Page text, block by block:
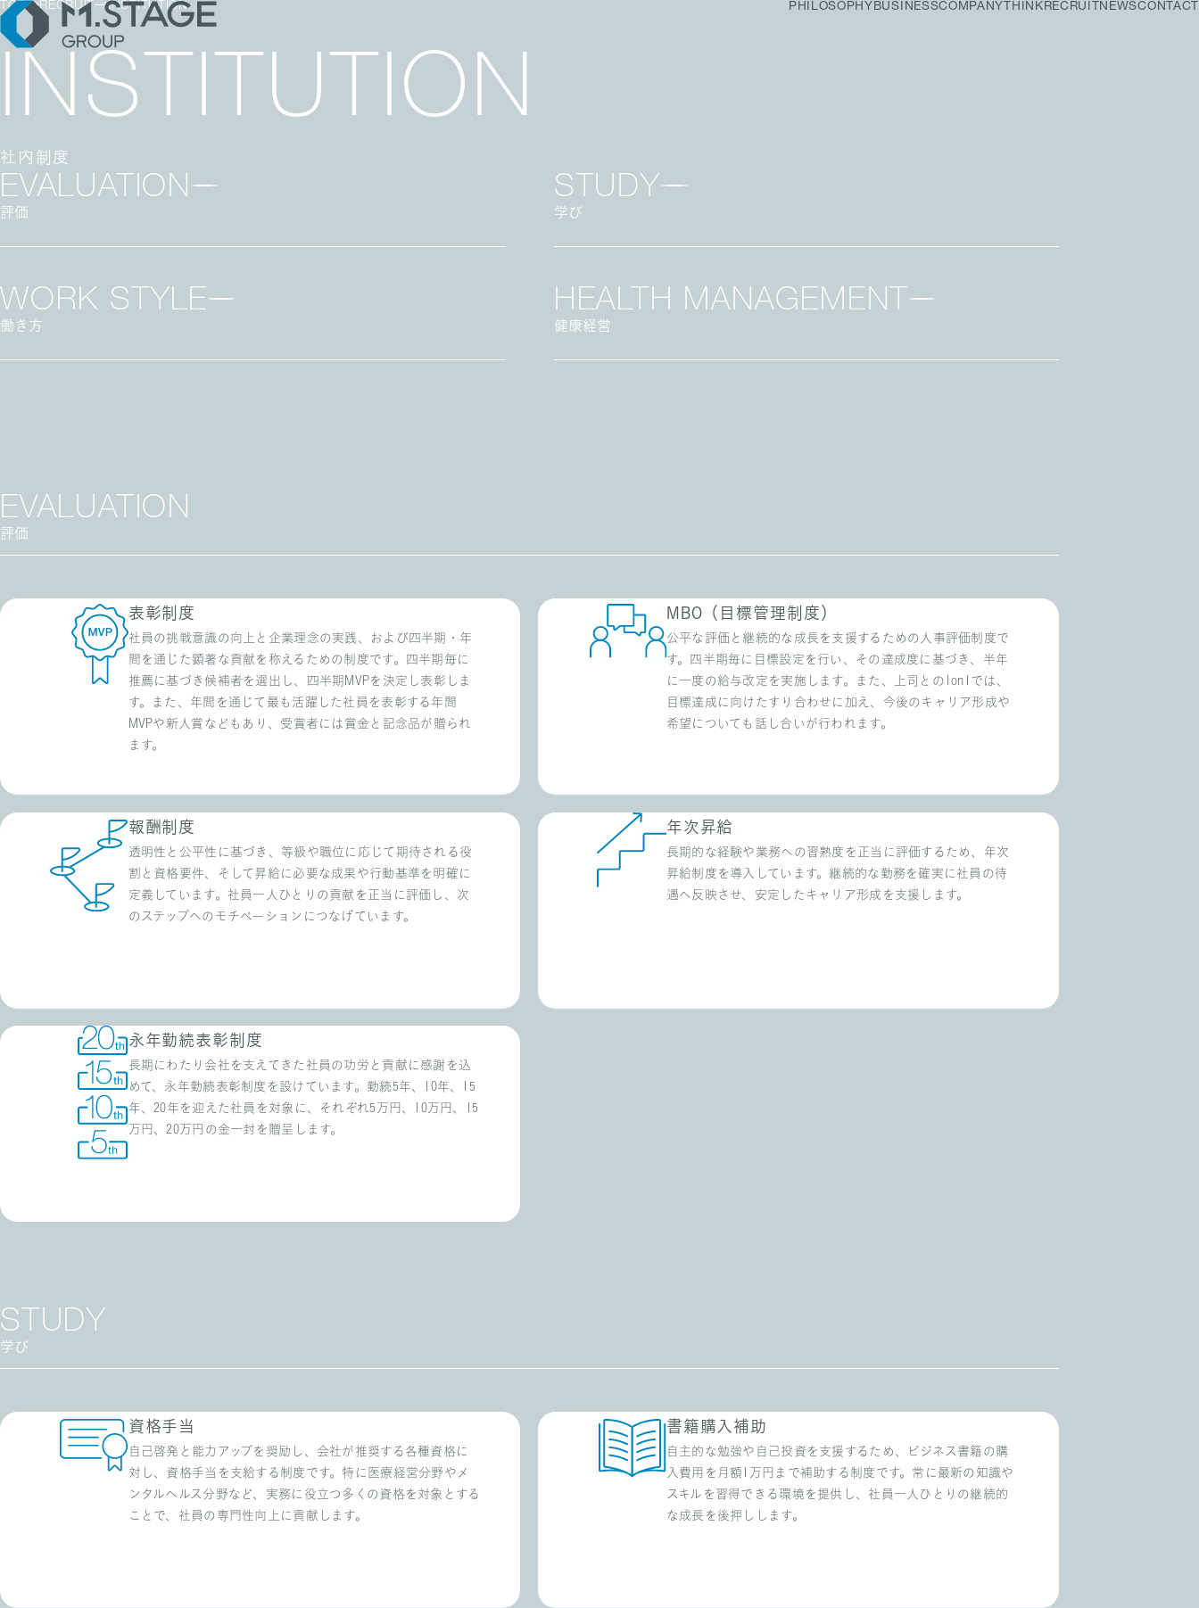
PHILOSOPHY BUSINESSCOMPANY THINKRECRUIT NEWSCONTACT
BUSINESS
医業承継M&A
COMPANY
サステナビリティ
RECRUIT
働く環境
TOP RECRUIT INSTITUTION
INSTITUTION
社内制度
EVALUATION
評価
STUDY
学び
WORK STYLE
働き方
HEALTH MANAGEMENT
健康経営
EVALUATION
評価
表彰制度
社員の挑戦意識の向上と企業理念の実践、および四半期・年
間を通じた顕著な貢献を称えるための制度です。四半期毎に
推薦に基づき候補者を選出し、四半期MVPを決定し表彰しま
す。また、年間を通じて最も活躍した社員を表彰する年間
MVPや新人賞などもあり、受賞者には賞金と記念品が贈られ
ます。
MBO（目標管理制度）
公平な評価と継続的な成長を支援するための人事評価制度で
す。四半期毎に目標設定を行い、その達成度に基づき、半年
に一度の給与改定を実施します。また、上司との1on1では、
目標達成に向けたすり合わせに加え、今後のキャリア形成や
希望についても話し合いが行われます。
報酬制度
透明性と公平性に基づき、等級や職位に応じて期待される役
割と資格要件、そして昇給に必要な成果や行動基準を明確に
定義しています。社員一人ひとりの貢献を正当に評価し、次
のステップへのモチベーションにつなげています。
年次昇給
長期的な経験や業務への習熟度を正当に評価するため、年次
昇給制度を導入しています。継続的な勤務を確実に社員の待
遇へ反映させ、安定したキャリア形成を支援します。
永年勤続表彰制度
長期にわたり会社を支えてきた社員の功労と貢献に感謝を込
めて、永年勤続表彰制度を設けています。勤続5年、10年、15
年、20年を迎えた社員を対象に、それぞれ5万円、10万円、15
万円、20万円の金一封を贈呈します。
STUDY
学び
資格手当
自己啓発と能力アップを奨励し、会社が推奨する各種資格に
対し、資格手当を支給する制度です。特に医療経営分野やメ
ンタルヘルス分野など、実務に役立つ多くの資格を対象とする
ことで、社員の専門性向上に貢献します。
書籍購入補助
自主的な勉強や自己投資を支援するため、ビジネス書籍の購
入費用を月額1万円まで補助する制度です。常に最新の知識や
スキルを習得できる環境を提供し、社員一人ひとりの継続的
な成長を後押しします。